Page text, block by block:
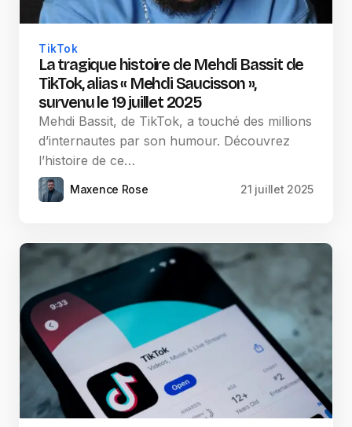
TikTok
La tragique histoire de Mehdi Bassit de
TikTok, alias « Mehdi Saucisson »,
survenu le 19 juillet 2025
Mehdi Bassit, de TikTok, a touché des millions
d’internautes par son humour. Découvrez
l’histoire de ce…
Maxence Rose 21 juillet 2025